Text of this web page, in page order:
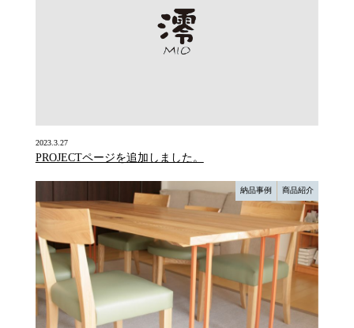
2023.3.27
PROJECTページを追加しました。
納品事例 商品紹介